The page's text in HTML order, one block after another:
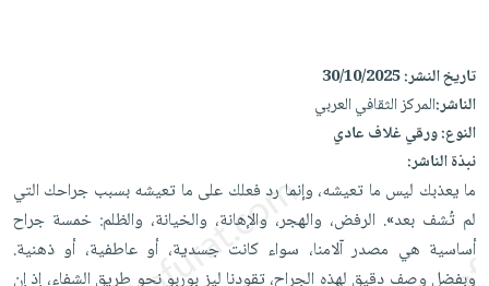
على
Android
تحميل
iKitab
على
Apple
على
Apple
جوائز
العناية
الشخصية
العناية
وتصفيف
الشعر
العناية
بالجسم
والسفرة
جديد
الكل
أواني
الطهي
أدوات
متجر
الهدايا
أقسام
تاريخ النشر:30/10/2025
الناشر:المركز الثقافي العربي
النوع:ورقي غلاف عادي
نبذة الناشر:
ما يعذبك ليس ما تعيشه، وإنما رد فعلك على ما تعيشه بسبب جراحك التي
لم تُشف بعد». الرفض، والهجر، والإهانة، والخيانة، والظلم: خمسة جراح
أساسية هي مصدر آلامنا، سواء كانت جسدية، أو عاطفية، أو ذهنية.
وبفضل وصف دقيق لهذه الجراح، تقودنا ليز بوربو نحو طريق الشفاء، إذ إن